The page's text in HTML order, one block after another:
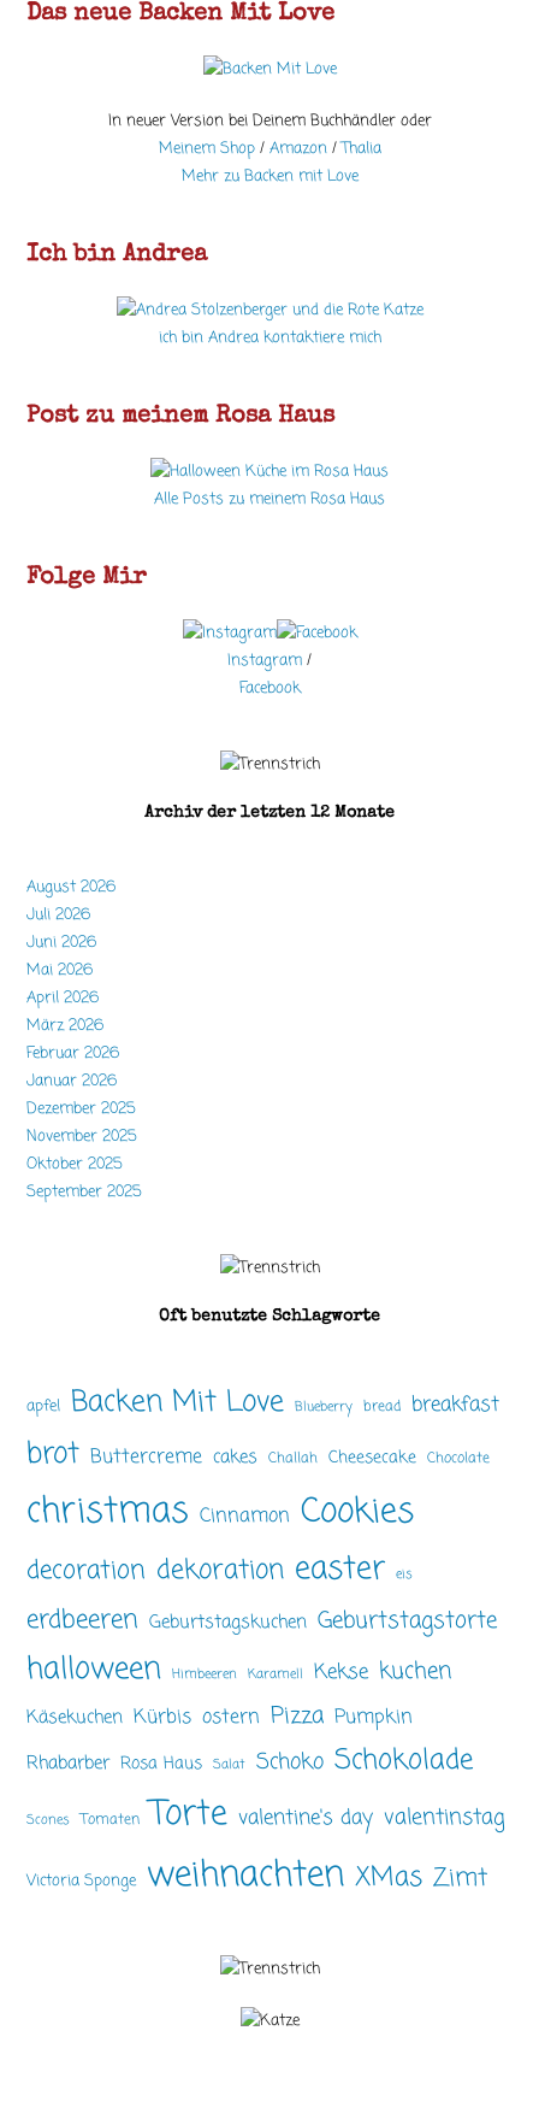
Das neue Backen Mit Love
In neuer Version bei Deinem Buchhändler oder
Meinem Shop/ Amazon/Thalia
Mehr zu Backen mit Love
Ich bin Andrea
ich bin Andrea kontaktiere mich
Post zu meinem Rosa Haus
Alle Posts zu meinem Rosa Haus
Folge Mir
Instagram /
Facebook
Archiv der letzten 12 Monate
August 2026
Juli 2026
Juni 2026
Mai 2026
April 2026
März 2026
Februar 2026
Januar 2026
Dezember 2025
November 2025
Oktober 2025
September 2025
Oft benutzte Schlagworte
apfel Backen Mit Love Blueberry bread breakfast
brot Buttercreme cakes Challah Cheesecake Chocolate
christmas Cinnamon Cookies
decoration dekoration easter eis
erdbeeren Geburtstagskuchen Geburtstagstorte
halloween Himbeeren Karamell Kekse kuchen
Käsekuchen Kürbis ostern Pizza Pumpkin
Rhabarber Rosa Haus Salat Schoko Schokolade
Scones Tomaten Torte valentine's day valentinstag
Victoria Sponge weihnachten XMas Zimt